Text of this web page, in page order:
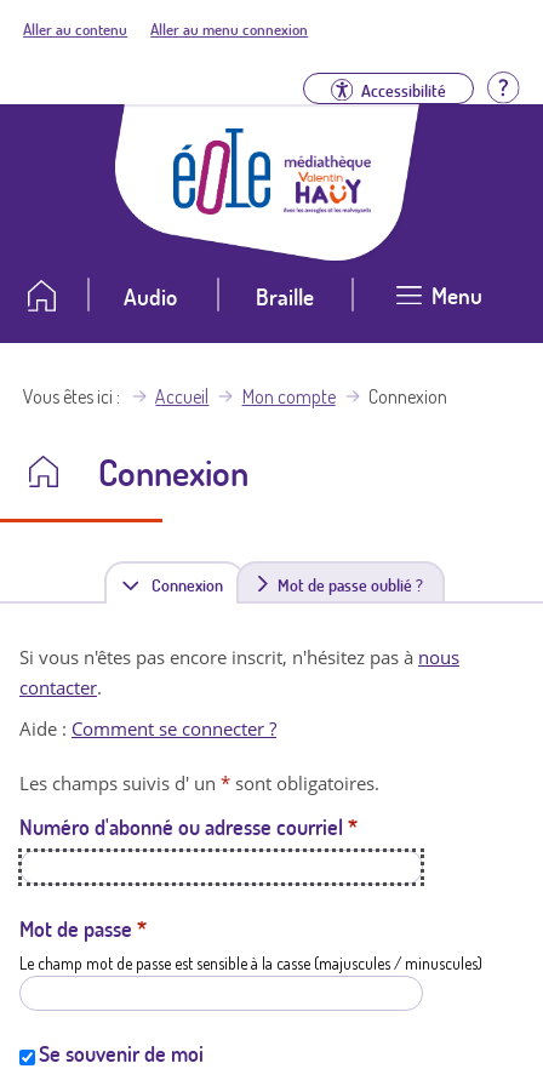
Aller au contenu Aller au menu connexion
Accessibilité
Audio Braille Menu
Vous êtes ici Accueil Mon compte Connexion
Connexion
Connexion(
n
t
a
t
i
Mot de passe oublié ?
Si vous n'êtes pas encore inscrit, n'hésitez pas à nous
contacter.
Aide : Comment se connecter ?
Les champs suivis d' un * sont obligatoires.
Numéro d'abonné ou adresse courriel *
Mot de passe *
Le champ mot de passe est sensible à la casse (majuscules / minuscules)
Se souvenir de moi